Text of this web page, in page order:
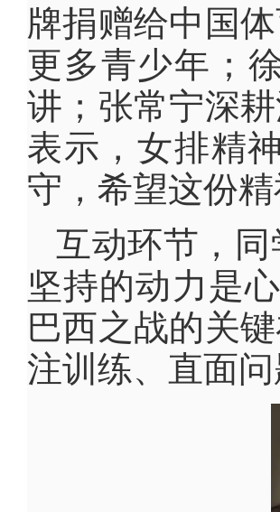
牌捐赠给中国
更多青少年；
讲；张常宁深
表示，女排精
守，希望这份
互动环节，
坚持的动力是
巴西之战的关
注训练、直面